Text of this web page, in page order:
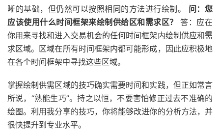
晰的基础，但仍然可以按照相同的方法进行绘制。 问：您
应该使用什么时间框架来绘制供给区和需求区？
答：应在
你用来寻找和进入交易机会的任何时间框架内绘制供应和需
求区域。区域在所有时间框架内都可能形成，因此应积极地
在各个时间框架中寻找这些区域。
掌握绘制供需区域的技巧确实需要时间和实践，但正如常言
所说，“熟能生巧”。持之以恒，不要害怕修正过去不准确的
绘图。利用我分享的技巧，你将能够改进你的分析方法，并
很快提升到专业水平。